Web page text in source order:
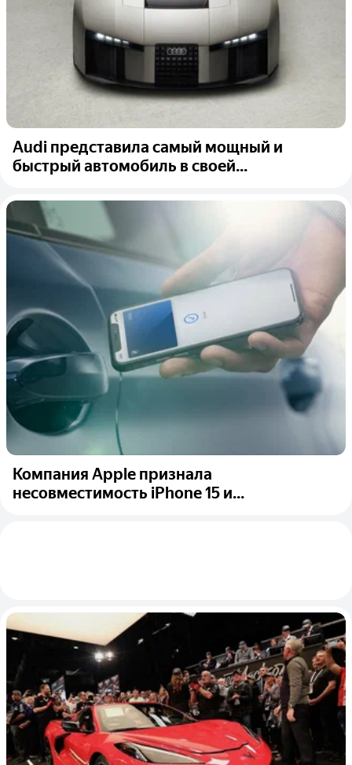
Audi представила самый мощный и
быстрый автомобиль в своей...
Компания Apple признала
несовместимость iPhone 15 и...